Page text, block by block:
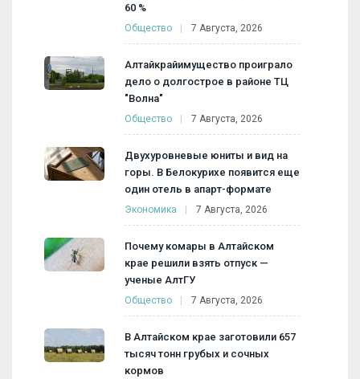
60 %
Общество 7 Августа, 2026
Алтайкрайимущество проиграло
дело о долгострое в районе ТЦ
"Волна"
Общество 7 Августа, 2026
Двухуровневые юниты и вид на
горы. В Белокурихе появится еще
один отель в апарт-формате
Экономика 7 Августа, 2026
Почему комары в Алтайском
крае решили взять отпуск —
ученые АлтГУ
Общество 7 Августа, 2026
В Алтайском крае заготовили 657
тысяч тонн грубых и сочных
кормов